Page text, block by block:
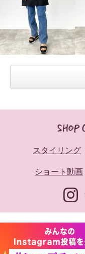
スタイリング
ショート動画